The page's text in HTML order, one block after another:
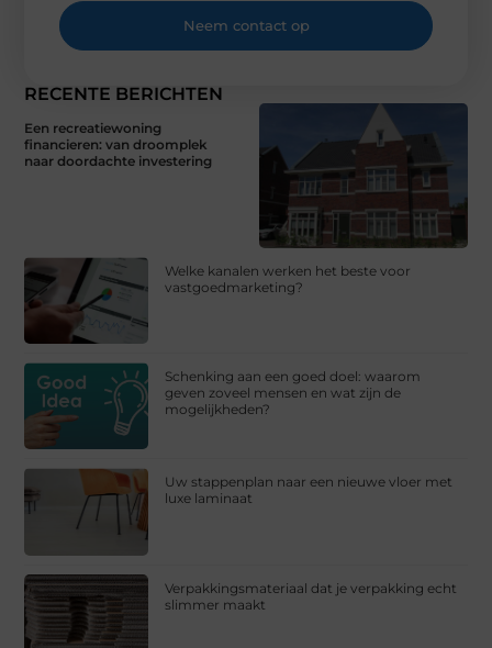
RECENTE BERICHTEN
Een recreatiewoning
financieren: van droomplek
naar doordachte investering
Welke kanalen werken het beste voor
vastgoedmarketing?
Schenking aan een goed doel: waarom
geven zoveel mensen en wat zijn de
mogelijkheden?
Uw stappenplan naar een nieuwe vloer met
luxe laminaat
Verpakkingsmateriaal dat je verpakking echt
slimmer maakt
Neem contact op